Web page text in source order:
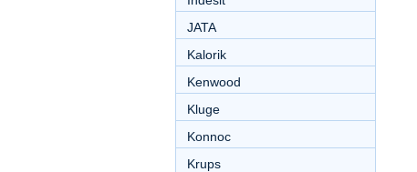
JATA
Kalorik
Kenwood
Kluge
Konnoc
Krups